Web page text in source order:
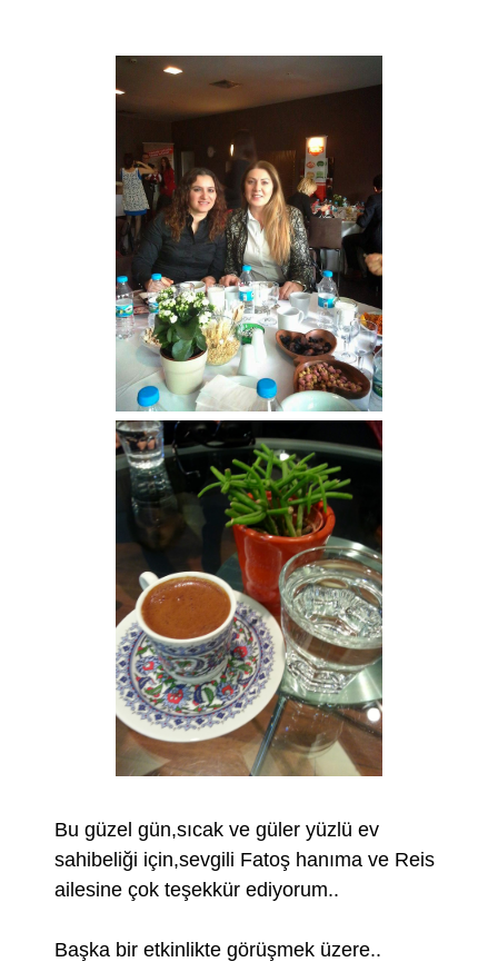
Bu güzel gün,sıcak ve güler yüzlü ev
sahibeliği için,sevgili Fatoş hanıma ve Reis
ailesine çok teşekkür ediyorum..
Başka bir etkinlikte görüşmek üzere..